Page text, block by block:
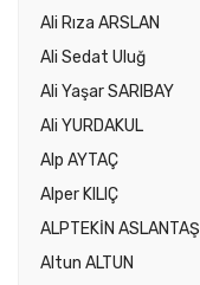
Ali Rıza ARSLAN
Ali Sedat Uluğ
Ali Yaşar SARIBAY
Ali YURDAKUL
Alp AYTAÇ
Alper KILIÇ
ALPTEKİN ASLANTAŞ
Altun ALTUN